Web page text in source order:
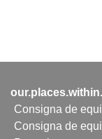
Consigna de
Consigna de